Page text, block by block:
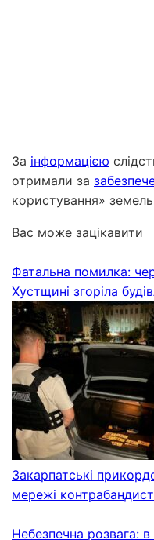
За інформацією
отримали за
користування»
Вас може зацікавити
Фатальна помилка:
Хустщині згоріла
Закарпатські
мережі
Небезпечна розвага: